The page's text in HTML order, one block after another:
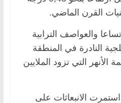
القرن الماضي.
والعواصف الترابية
النادرة في المنطقة
الأنهر التي تزود الملايين
استمرت الانبعاثات على